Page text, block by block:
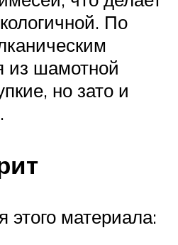
По
из шамотной
но зато и
этого материала: